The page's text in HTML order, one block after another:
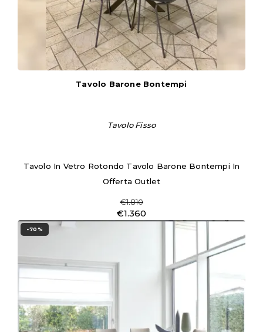
Tavolo Barone Bontempi
Tavolo Fisso
Tavolo In Vetro Rotondo Tavolo Barone Bontempi In
Offerta Outlet
€1.810
€1.360
-70%